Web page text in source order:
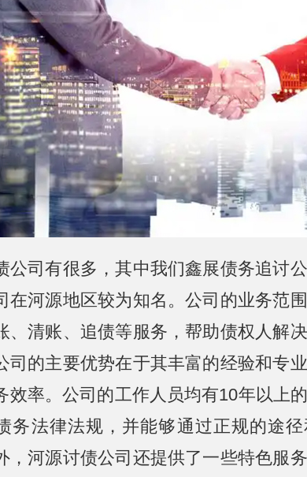
公司有很多，其中我们鑫展债务追讨
在河源地区较为知名。公司的业务范
、清账、追债等服务，帮助债权人解
司的主要优势在于其丰富的经验和专
效率。公司的工作人员均有10年以上
务法律法规，并能够通过正规的途
，河源讨债公司还提供了一些特色服